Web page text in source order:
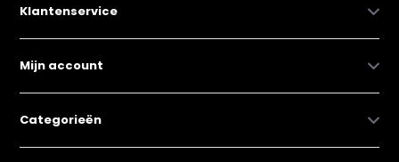
Klantenservice
Mijn account
Categorieën